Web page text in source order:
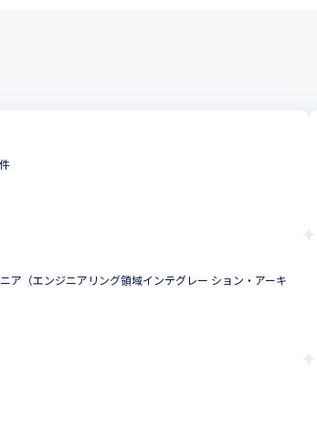
ア（エンジニアリング領域インテグレー ション・アーキ